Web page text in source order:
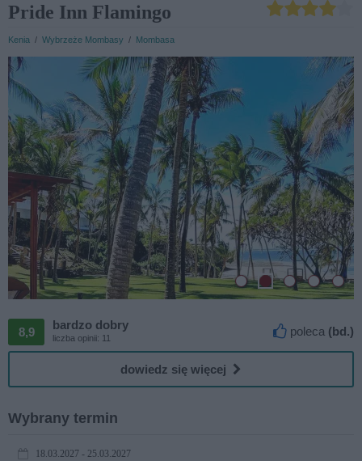
Pride Inn Flamingo
Kenia / Wybrzeże Mombasy / Mombasa
8,9
bardzo dobry
liczba opinii: 11  poleca (bd.)
dowiedz się więcej
Wybrany termin
18.03.2027 - 25.03.2027